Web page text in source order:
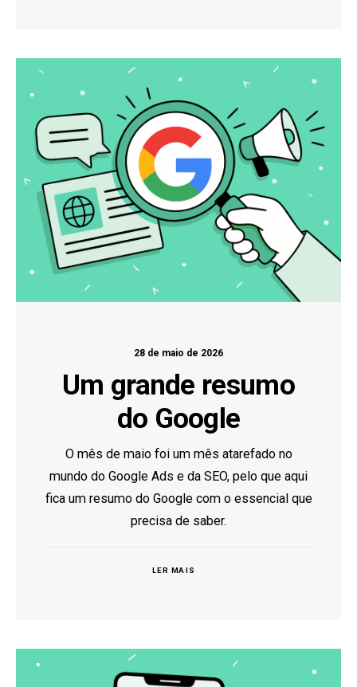
28 de maio de 2026
Um grande resumo
do Google
O mês de maio foi um mês atarefado no
mundo do Google Ads e da SEO, pelo que aqui
fica um resumo do Google com o essencial que
precisa de saber.
LER MAIS